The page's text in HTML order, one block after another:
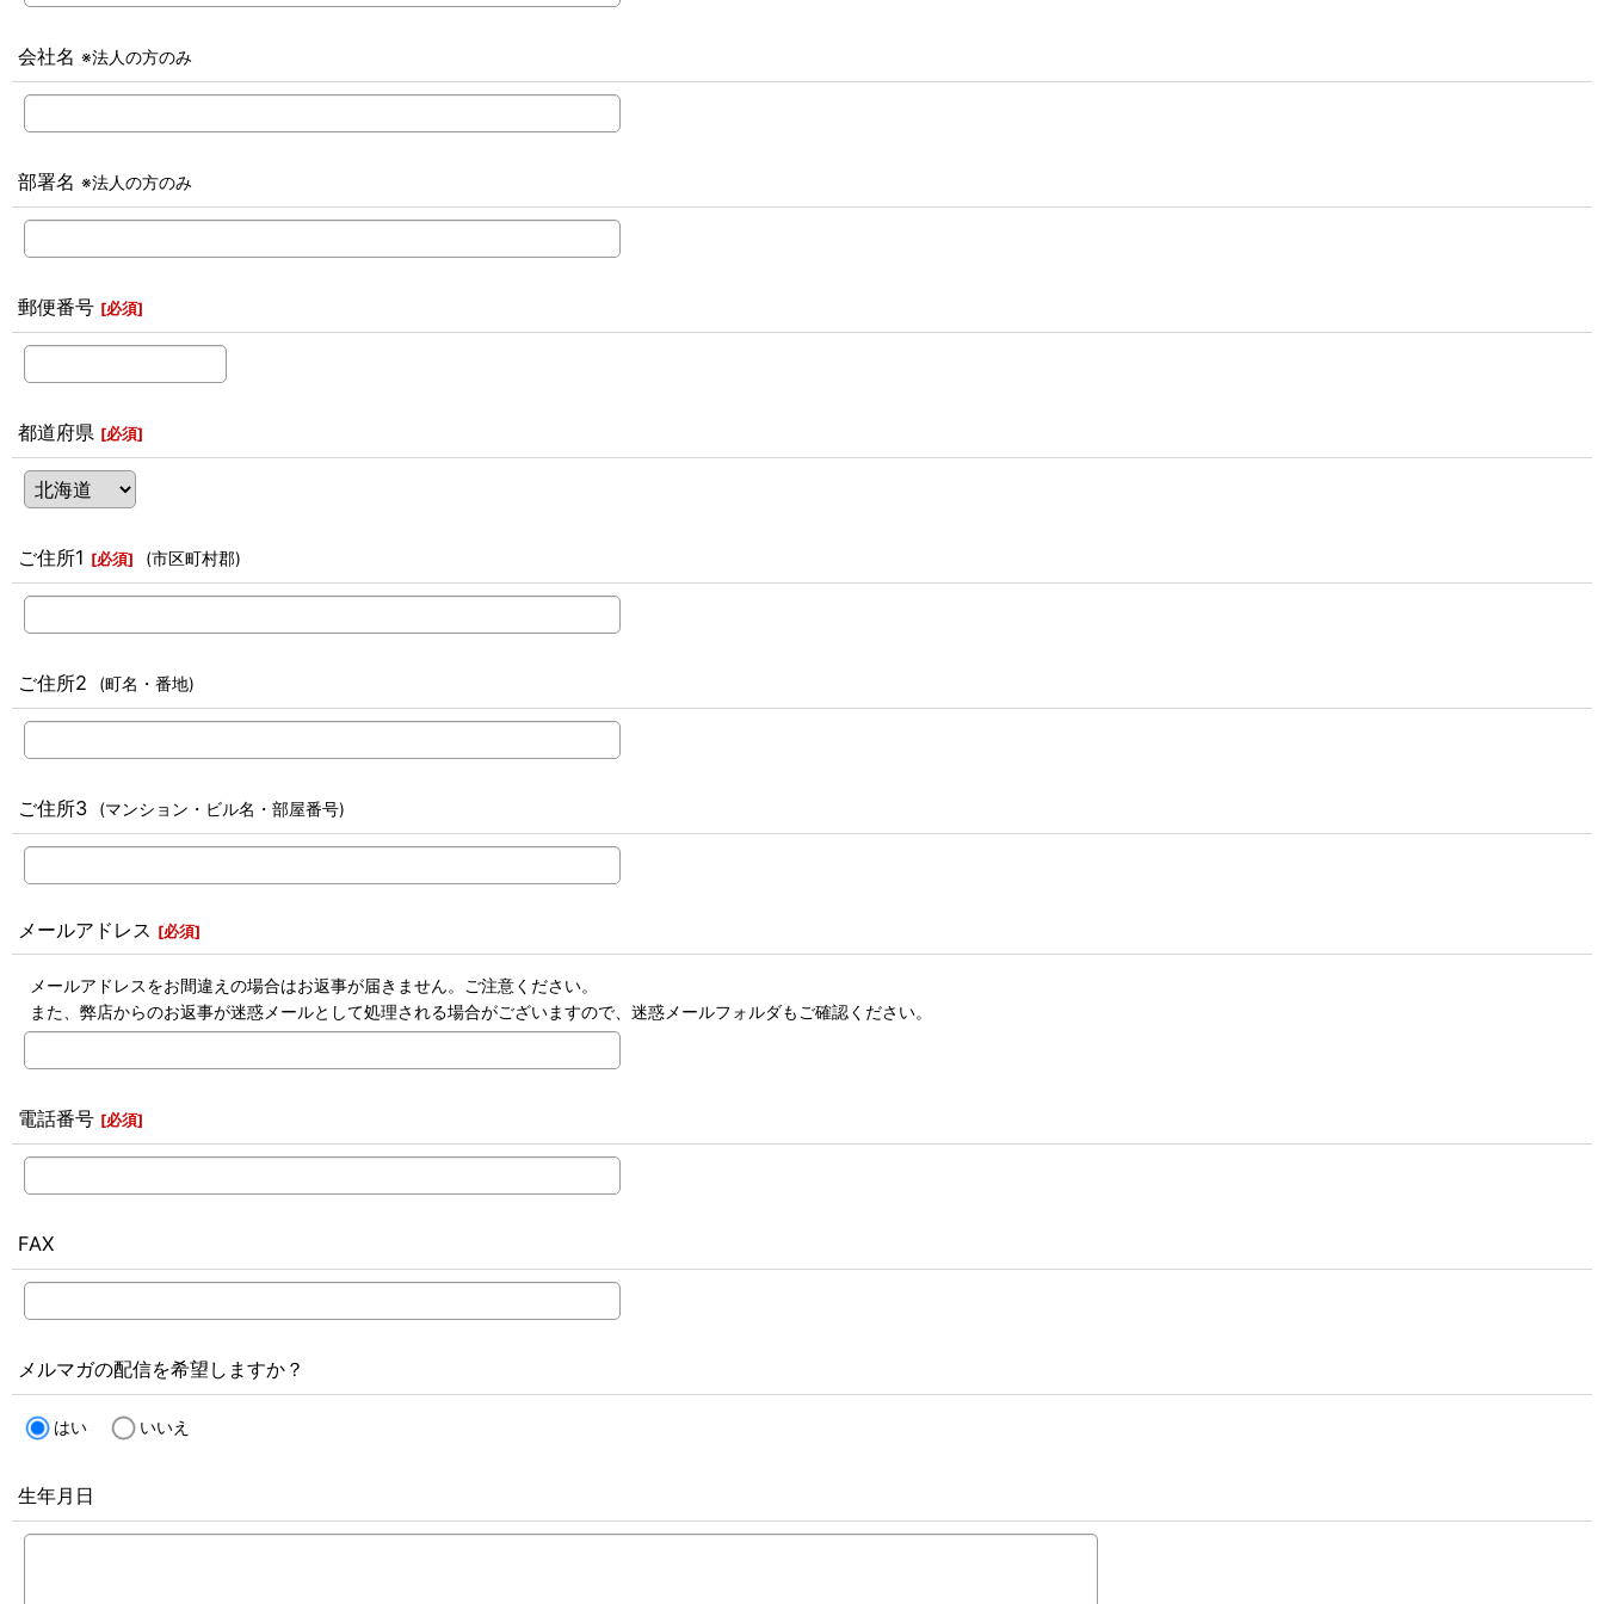
会社名 ※法人の方のみ
部署名 ※法人の方のみ
郵便番号 [必須]
都道府県 [必須]
ご住所1 [必須] (市区町村郡)
ご住所2 (町名・番地)
ご住所3 (マンション・ビル名・部屋番号)
メールアドレス [必須]
メールアドレスをお間違えの場合はお返事が届きません。ご注意ください。
また、弊店からのお返事が迷惑メールとして処理される場合がございますので、迷惑メールフォルダもご確認ください。
電話番号 [必須]
FAX
メルマガの配信を希望しますか？
はい いいえ
生年月日